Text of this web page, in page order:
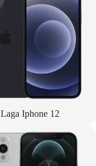
Laga Iphone 12